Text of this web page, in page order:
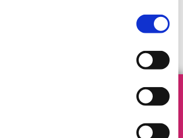
Newsletter!